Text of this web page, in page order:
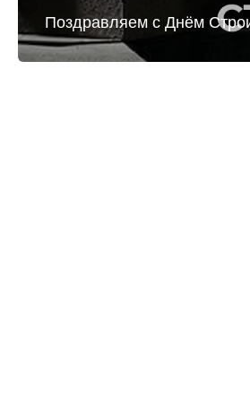
Поздравляем с Днём